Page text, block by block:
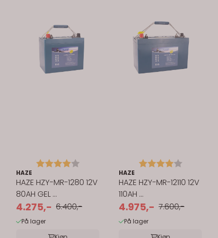
Karakter:
HAZE
HAZE HZY-MR-1280 12V
80AH GEL ...
4.275,- 6.400,-
På lager
Karakter:
HAZE
HAZE HZY-MR-12110 12V
110AH ...
4.975,- 7.600,-
På lager